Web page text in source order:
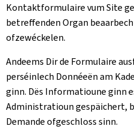
Kontaktformulaire vum Site
betreffenden Organ
ofzewéckelen.
Andeems Dir de Formulaire
perséinlech Donnéeën am
ginn. Dës Informatioune ginn
Administratioun gespäichert,
Demande ofgeschloss sinn.